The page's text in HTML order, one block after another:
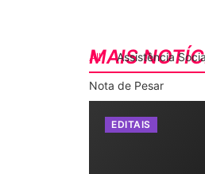
MAIS
All Assistência
Nota de Pesar
EDITAIS